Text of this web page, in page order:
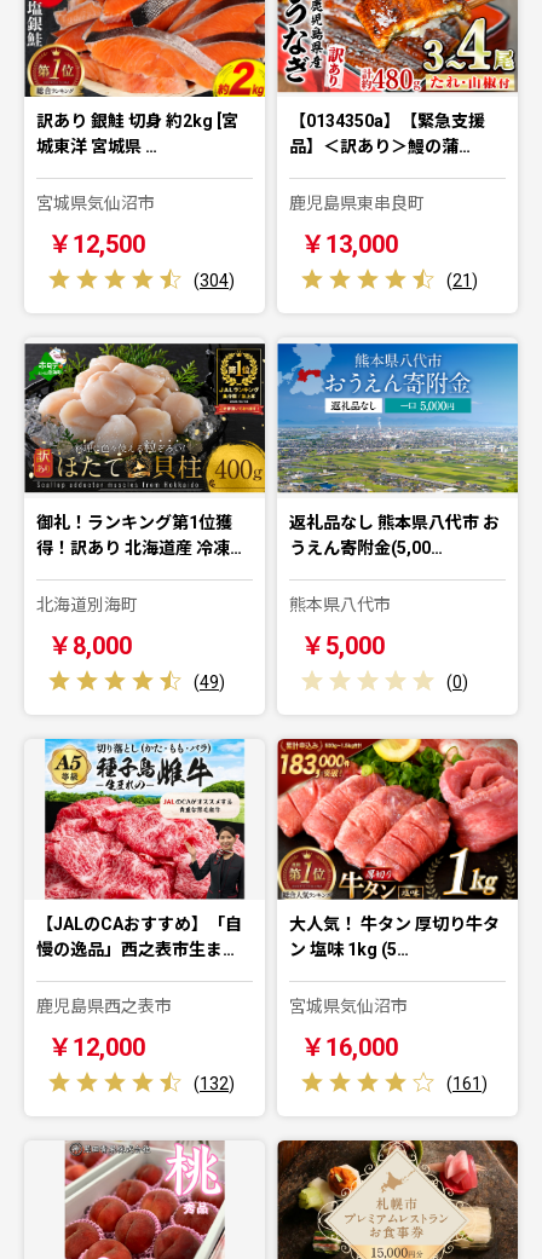
訳あり 銀鮭 切身 約2kg [宮
城東洋 宮城県 …
宮城県気仙沼市
￥12,500
(304)
【0134350a】【緊急支援
品】＜訳あり＞鰻の蒲…
鹿児島県東串良町
￥13,000
(21)
御礼！ランキング第1位獲
得！訳あり 北海道産 冷凍…
北海道別海町
￥8,000
(49)
返礼品なし 熊本県八代市 お
うえん寄附金(5,00…
熊本県八代市
￥5,000
(0)
【JALのCAおすすめ】「自
慢の逸品」西之表市生ま…
鹿児島県西之表市
￥12,000
(132)
大人気！ 牛タン 厚切り牛タ
ン 塩味 1kg (5…
宮城県気仙沼市
￥16,000
(161)